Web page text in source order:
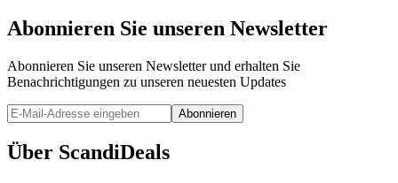
Abonnieren Sie unseren Newsletter
Abonnieren Sie unseren Newsletter und erhalten Sie
Benachrichtigungen zu unseren neuesten Updates
Abonnieren
Über ScandiDeals